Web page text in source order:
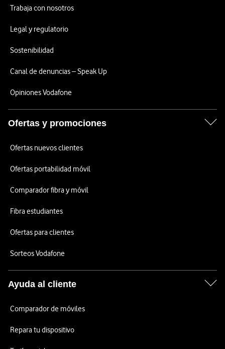
Trabaja con nosotros
Legal y regulatorio
Sostenibilidad
Canal de denuncias – Speak Up
Opiniones Vodafone
Ofertas y promociones
Ofertas nuevos clientes
Ofertas portabilidad móvil
Comparador fibra y móvil
Fibra estudiantes
Ofertas para clientes
Sorteos Vodafone
Ayuda al cliente
Comparador de móviles
Repara tu dispositivo